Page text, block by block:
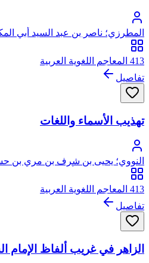
المطرزي؛ ناصر بن عبد السيد أبي
الدين الخوارزمي المطرزي
413 المعاجم اللغوية العربية
تفاصيل
تهذيب الأسماء واللغات
النووي؛ يحيى بن شرف بن مري بن
النووي، الشافعي، أبو زكريا، محيي
413 المعاجم اللغوية العربية
تفاصيل
الزاهر في غريب ألفاظ